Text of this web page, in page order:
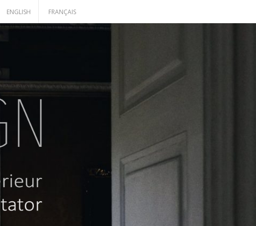
ENGLISH FRANÇAIS